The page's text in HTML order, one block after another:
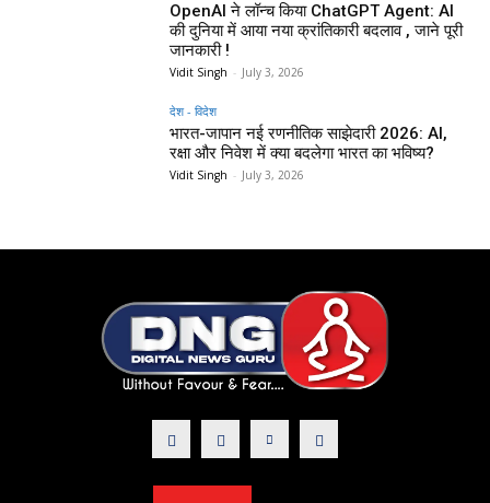
OpenAI ने लॉन्च किया ChatGPT Agent: AI
की दुनिया में आया नया क्रांतिकारी बदलाव , जाने पूरी
जानकारी !
Vidit Singh - July 3, 2026
देश - विदेश
भारत-जापान नई रणनीतिक साझेदारी 2026: AI,
रक्षा और निवेश में क्या बदलेगा भारत का भविष्य?
Vidit Singh - July 3, 2026